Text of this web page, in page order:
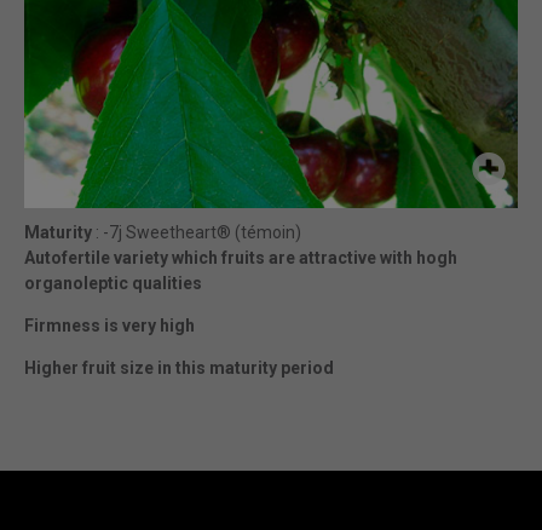
Maturity : -7j Sweetheart® (témoin)
Autofertile variety which fruits are attractive with hogh
organoleptic qualities
Firmness is very high
Higher fruit size in this maturity period